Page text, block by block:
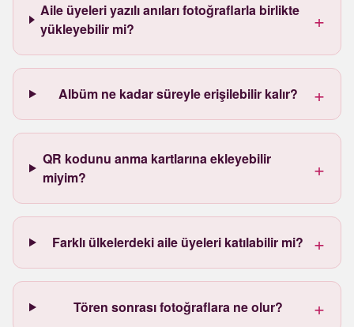
Aile üyeleri yazılı anıları fotoğraflarla birlikte
yükleyebilir mi?
+
Albüm ne kadar süreyle erişilebilir kalır? +
QR kodunu anma kartlarına ekleyebilir
miyim?
+
Farklı ülkelerdeki aile üyeleri katılabilir mi? +
Tören sonrası fotoğraflara ne olur? +